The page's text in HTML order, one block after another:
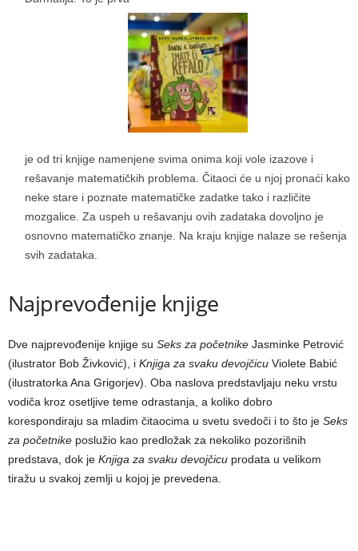
je od tri knjige namenjene svima onima koji vole izazove i
rešavanje matematičkih problema. Čitaoci će u njoj pronaći kako
neke stare i poznate matematičke zadatke tako i različite
mozgalice. Za uspeh u rešavanju ovih zadataka dovoljno je
osnovno matematičko znanje. Na kraju knjige nalaze se rešenja
svih zadataka.
Najprevođenije knjige
Dve najprevođenije knjige su Seks za početnike Jasminke Petrović
(ilustrator Bob Živković), i Knjiga za svaku devojčicu Violete Babić
(ilustratorka Ana Grigorjev). Oba naslova predstavljaju neku vrstu
vodiča kroz osetljive teme odrastanja, a koliko dobro
korespondiraju sa mladim čitaocima u svetu svedoči i to što je Seks
za početnike poslužio kao predložak za nekoliko pozorišnih
predstava, dok je Knjiga za svaku devojčicu prodata u velikom
tiražu u svakoj zemlji u kojoj je prevedena.